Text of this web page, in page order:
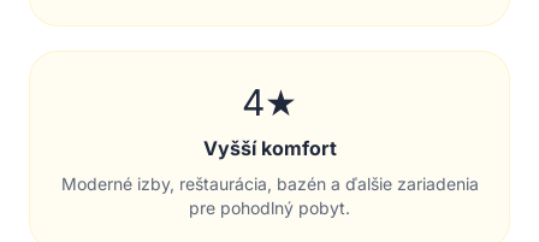
4★
Vyšší komfort
Moderné izby, reštaurácia, bazén a ďalšie zariadenia
pre pohodlný pobyt.